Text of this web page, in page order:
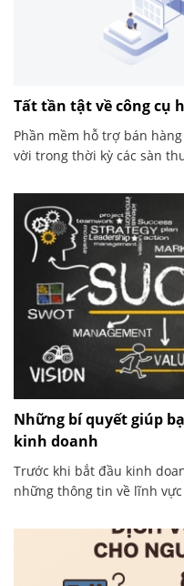
Tất tần tật về công cụ
Phần mềm hỗ trợ bán
vời trong thời kỳ các sàn
Những bí quyết giúp
kinh doanh
Trước khi bắt đầu kinh
những thông tin về lĩnh